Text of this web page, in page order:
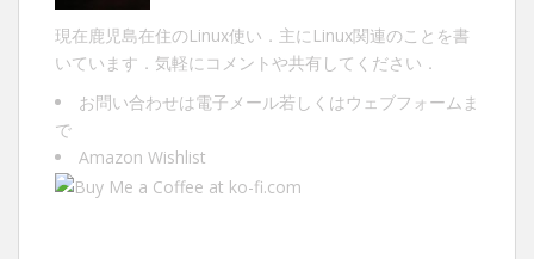
現在鹿児島在住のLinux使い．主にLinux関連のことを書
いています．気軽にコメントや共有してください．
お問い合わせは電子メール若しくは ウェブフォーム ま
で
Amazon Wishlist